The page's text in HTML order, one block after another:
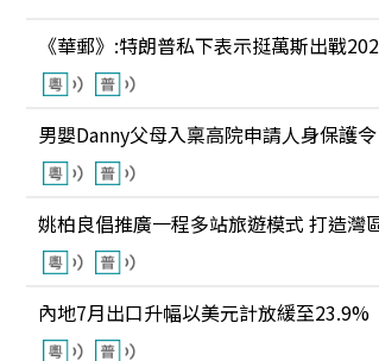
《華郵》:特朗普私下表示挺萬斯出戰
男嬰Danny父母入稟高院申請人身保護
姚柏良倡推廣一程多站旅遊模式 打造灣
內地7月出口升幅以美元計放緩至23.9%